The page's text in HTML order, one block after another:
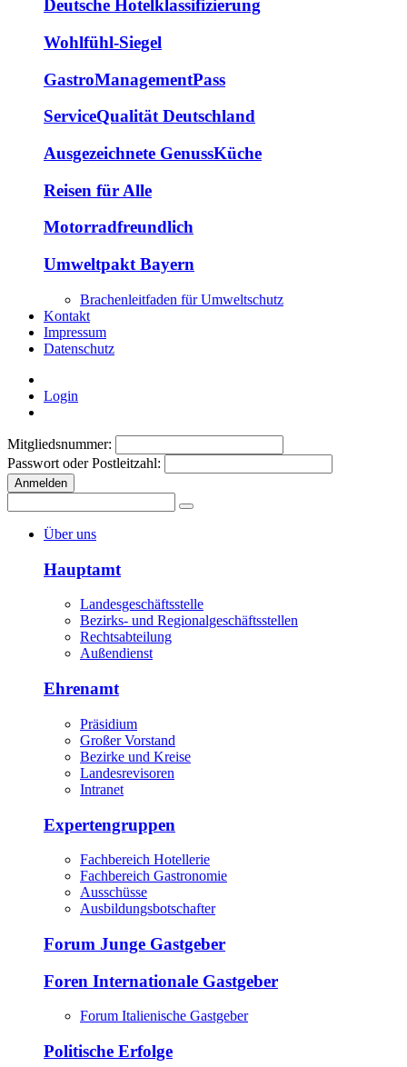
Deutsche Hotelklassifizierung
Wohlfühl-Siegel
GastroManagementPass
ServiceQualität Deutschland
Ausgezeichnete GenussKüche
Reisen für Alle
Motorradfreundlich
Umweltpakt Bayern
Brachenleitfaden für Umweltschutz
Kontakt
Impressum
Datenschutz
Login
Mitgliedsnummer:
Passwort oder Postleitzahl:
Anmelden
Über uns
Hauptamt
Landesgeschäftsstelle
Bezirks- und Regionalgeschäftsstellen
Rechtsabteilung
Außendienst
Ehrenamt
Präsidium
Großer Vorstand
Bezirke und Kreise
Landesrevisoren
Intranet
Expertengruppen
Fachbereich Hotellerie
Fachbereich Gastronomie
Ausschüsse
Ausbildungsbotschafter
Forum Junge Gastgeber
Foren Internationale Gastgeber
Forum Italienische Gastgeber
Politische Erfolge